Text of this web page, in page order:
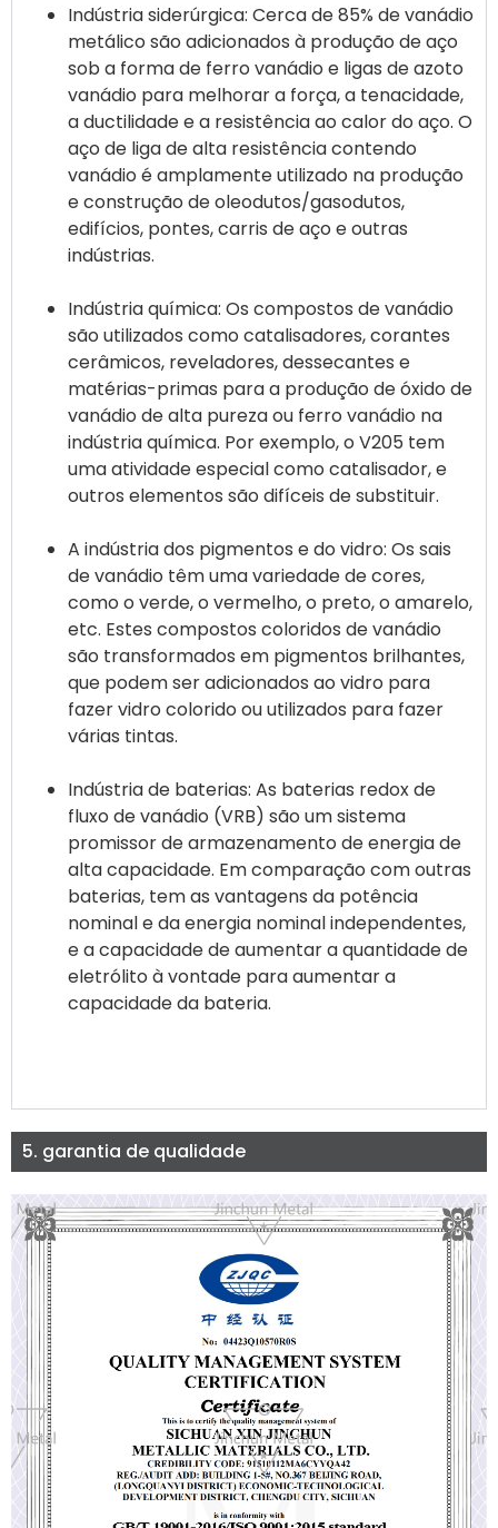
Indústria siderúrgica: Cerca de 85% de vanádio
metálico são adicionados à produção de aço
sob a forma de ferro vanádio e ligas de azoto
vanádio para melhorar a força, a tenacidade,
a ductilidade e a resistência ao calor do aço. O
aço de liga de alta resistência contendo
vanádio é amplamente utilizado na produção
e construção de oleodutos/gasodutos,
edifícios, pontes, carris de aço e outras
indústrias.
Indústria química: Os compostos de vanádio
são utilizados como catalisadores, corantes
cerâmicos, reveladores, dessecantes e
matérias-primas para a produção de óxido de
vanádio de alta pureza ou ferro vanádio na
indústria química. Por exemplo, o V205 tem
uma atividade especial como catalisador, e
outros elementos são difíceis de substituir.
A indústria dos pigmentos e do vidro: Os sais
de vanádio têm uma variedade de cores,
como o verde, o vermelho, o preto, o amarelo,
etc. Estes compostos coloridos de vanádio
são transformados em pigmentos brilhantes,
que podem ser adicionados ao vidro para
fazer vidro colorido ou utilizados para fazer
várias tintas.
Indústria de baterias: As baterias redox de
fluxo de vanádio (VRB) são um sistema
promissor de armazenamento de energia de
alta capacidade. Em comparação com outras
baterias, tem as vantagens da potência
nominal e da energia nominal independentes,
e a capacidade de aumentar a quantidade de
eletrólito à vontade para aumentar a
capacidade da bateria.
5. garantia de qualidade